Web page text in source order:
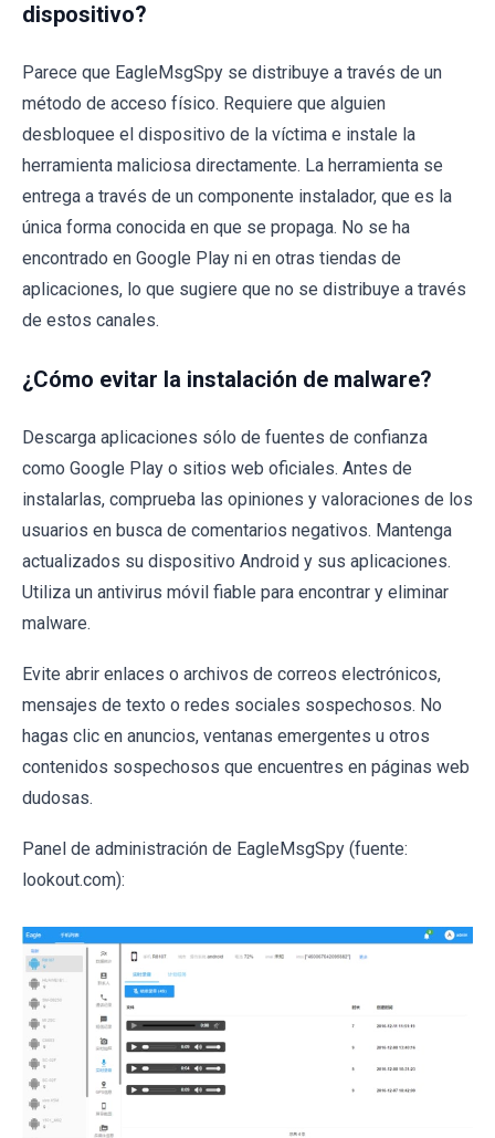
dispositivo?
Parece que EagleMsgSpy se distribuye a través de un
método de acceso físico. Requiere que alguien
desbloquee el dispositivo de la víctima e instale la
herramienta maliciosa directamente. La herramienta se
entrega a través de un componente instalador, que es la
única forma conocida en que se propaga. No se ha
encontrado en Google Play ni en otras tiendas de
aplicaciones, lo que sugiere que no se distribuye a través
de estos canales.
¿Cómo evitar la instalación de malware?
Descarga aplicaciones sólo de fuentes de confianza
como Google Play o sitios web oficiales. Antes de
instalarlas, comprueba las opiniones y valoraciones de los
usuarios en busca de comentarios negativos. Mantenga
actualizados su dispositivo Android y sus aplicaciones.
Utiliza un antivirus móvil fiable para encontrar y eliminar
malware.
Evite abrir enlaces o archivos de correos electrónicos,
mensajes de texto o redes sociales sospechosos. No
hagas clic en anuncios, ventanas emergentes u otros
contenidos sospechosos que encuentres en páginas web
dudosas.
Panel de administración de EagleMsgSpy (fuente:
lookout.com):